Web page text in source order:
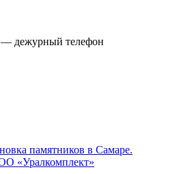
— дежурный телефон